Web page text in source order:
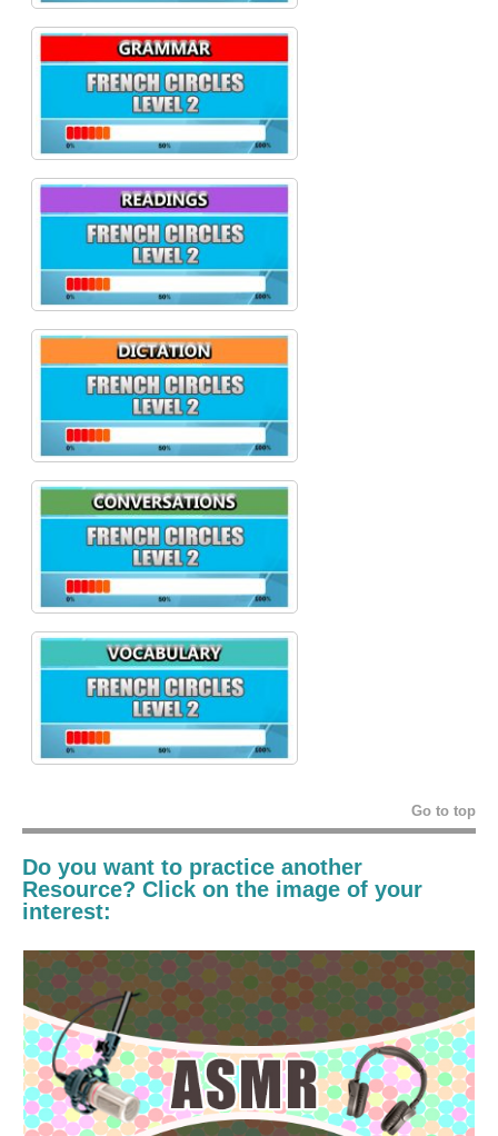
Go to top
Do you want to practice another
Resource? Click on the image of your
interest: